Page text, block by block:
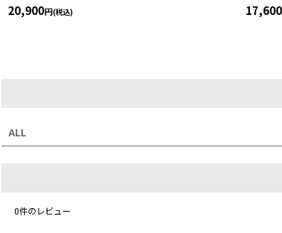
20,900円(税込) 17,600
ALL
0件のレビュー